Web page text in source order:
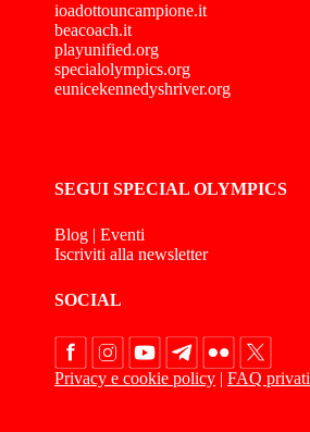
ioadottouncampione.it
beacoach.it
playunified.org
specialolympics.org
eunicekennedyshriver.org
SEGUI SPECIAL OLYMPICS
Blog | Eventi
Iscriviti alla newsletter
SOCIAL
Privacy e cookie policy | FAQ privati